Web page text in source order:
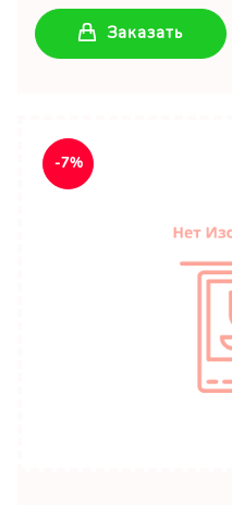
Заказать
-7%